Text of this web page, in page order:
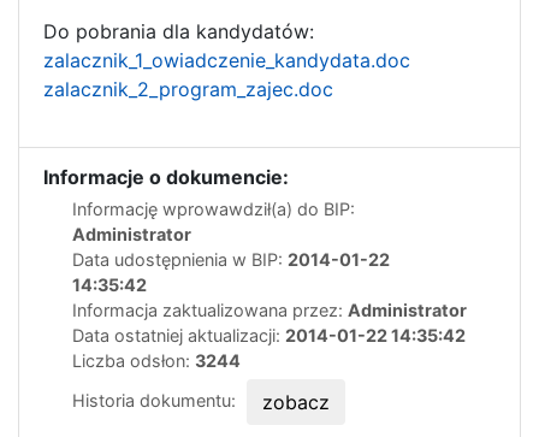
Do pobrania dla kandydatów:
zalacznik_1_owiadczenie_kandydata.doc
zalacznik_2_program_zajec.doc
Informacje o dokumencie:
Informację wprowawdził(a) do BIP:
Administrator
Data udostępnienia w BIP: 2014-01-22
14:35:42
Informacja zaktualizowana przez: Administrator
Data ostatniej aktualizacji: 2014-01-22 14:35:42
Liczba odsłon: 3244
Historia dokumentu:
zobacz